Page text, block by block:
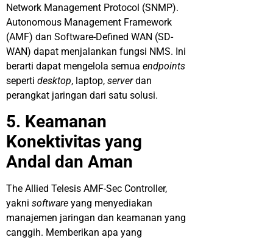
Network Management Protocol (SNMP).
Autonomous Management Framework
(AMF) dan Software-Defined WAN (SD-
WAN) dapat menjalankan fungsi NMS. Ini
berarti dapat mengelola semua endpoints
seperti desktop, laptop, serverdan
perangkat jaringan dari satu solusi.
5. Keamanan
Konektivitas yang
Andal dan Aman
The Allied Telesis AMF-Sec Controller,
yakni software yang menyediakan
manajemen jaringan dan keamanan yang
canggih. Memberikan apa yang